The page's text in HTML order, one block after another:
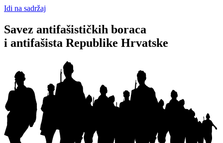
Idi na sadržaj
Savez antifašističkih boraca
i antifašista Republike Hrvatske